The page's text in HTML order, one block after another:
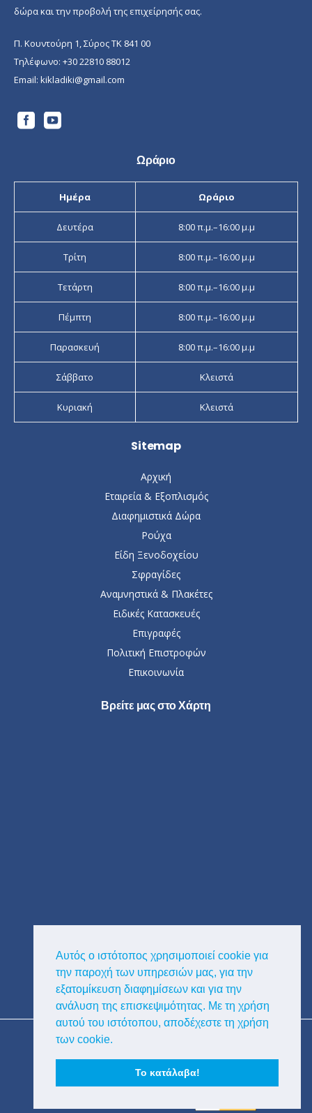
Αυτός ο ιστότοπος χρησιμοποιεί cookie για
την παροχή των υπηρεσιών μας, για την
εξατομίκευση διαφημίσεων και για την
ανάλυση της επισκεψιμότητας. Με τη χρήση
αυτού του ιστότοπου, αποδέχεστε τη χρήση
των cookie.
Το κατάλαβα!
δώρα και την προβολή της επιχείρησής σας.
Π. Κουντούρη 1, Σύρος ΤΚ 841 00
Τηλέφωνο: +30 22810 88012
Email: kikladiki@gmail.com
Ωράριο
Ημέρα Ωράριο
Δευτέρα 8:00 π.μ.–16:00 μ.μ
Τρίτη 8:00 π.μ.–16:00 μ.μ
Τετάρτη 8:00 π.μ.–16:00 μ.μ
Πέμπτη 8:00 π.μ.–16:00 μ.μ
Παρασκευή 8:00 π.μ.–16:00 μ.μ
Σάββατο Κλειστά
Κυριακή Κλειστά
Sitemap
Αρχική
Εταιρεία & Εξοπλισμός
Διαφημιστικά Δώρα
Ρούχα
Είδη Ξενοδοχείου
Σφραγίδες
Αναμνηστικά & Πλακέτες
Ειδικές Κατασκευές
Επιγραφές
Πολιτική Επιστροφών
Επικοινωνία
Βρείτε μας στο Χάρτη
Copyright © Κυκλαδική Διαφημιστική